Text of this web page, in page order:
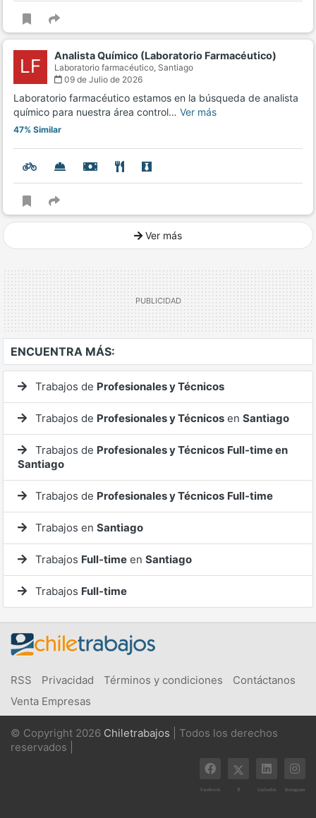
LF Analista Químico (Laboratorio Farmacéutico)
Laboratorio farmacéutico, Santiago
09 de Julio de 2026
Laboratorio farmacéutico estamos en la búsqueda de analista
químico para nuestra área control… Ver más
47% Similar
Ver más
ENCUENTRA MÁS:
Trabajos de Profesionales y Técnicos
Trabajos de Profesionales y Técnicos en Santiago
Trabajos de Profesionales y Técnicos Full-time en
Santiago
Trabajos de Profesionales y Técnicos Full-time
Trabajos en Santiago
Trabajos Full-time en Santiago
Trabajos Full-time
RSS Privacidad Términos y condiciones
Contáctanos
Venta Empresas
© Copyright 2026 Chiletrabajos | Todos los derechos
reservados |
Facebook X Linkedin Instagram